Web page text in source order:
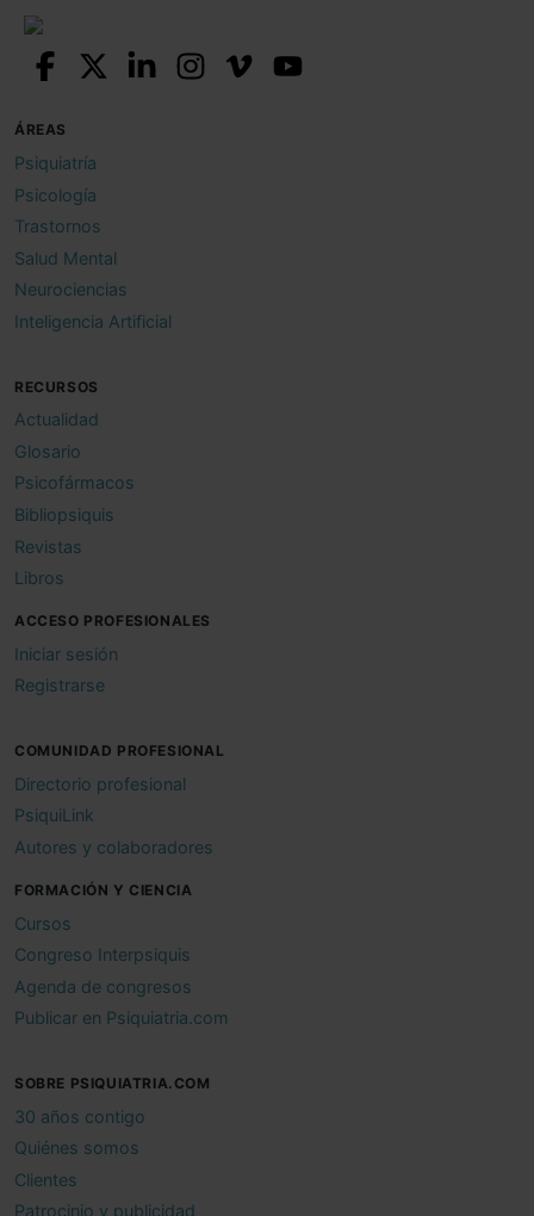
ÁREAS
Psiquiatría
Psicología
Trastornos
Salud Mental
Neurociencias
Inteligencia Artificial
RECURSOS
Actualidad
Glosario
Psicofármacos
Bibliopsiquis
Revistas
Libros
ACCESO PROFESIONALES
Iniciar sesión
Registrarse
COMUNIDAD PROFESIONAL
Directorio profesional
PsiquiLink
Autores y colaboradores
FORMACIÓN Y CIENCIA
Cursos
Congreso Interpsiquis
Agenda de congresos
Publicar en Psiquiatria.com
SOBRE PSIQUIATRIA.COM
30 años contigo
Quiénes somos
Clientes
Patrocinio y publicidad